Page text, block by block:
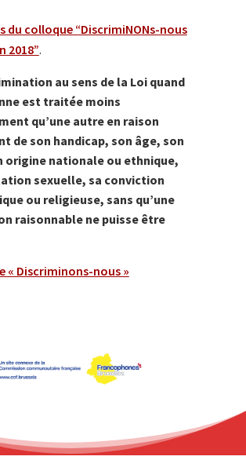
du colloque “DiscrimiNONs-nous
2018”.
au sens de la Loi quand
est traitée moins
qu’une autre en raison
de son handicap, son âge, son
origine nationale ou ethnique,
sexuelle, sa conviction
ou religieuse, sans qu’une
raisonnable ne puisse être
« Discriminons-nous »